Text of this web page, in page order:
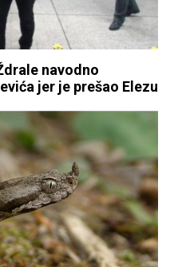
navodno
jer je prešao Elezu